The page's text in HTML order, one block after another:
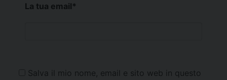
La tua email*
Salva il mio nome, email e sito web in questo